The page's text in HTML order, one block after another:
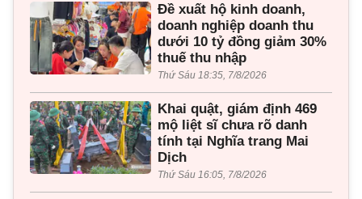
Đề xuất hộ kinh doanh,
doanh nghiệp doanh thu
dưới 10 tỷ đồng giảm 30%
thuế thu nhập
Thứ Sáu 18:35, 7/8/2026
Khai quật, giám định 469
mộ liệt sĩ chưa rõ danh
tính tại Nghĩa trang Mai
Dịch
Thứ Sáu 16:05, 7/8/2026